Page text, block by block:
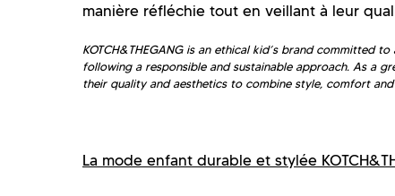
manière réfléchie tout en veillant à leur
KOTCH&THEGANG is an ethical kid’s brand committed
following a responsible and sustainable approach. As a
their quality and aesthetics to combine style, comfort
La mode enfant durable et stylée